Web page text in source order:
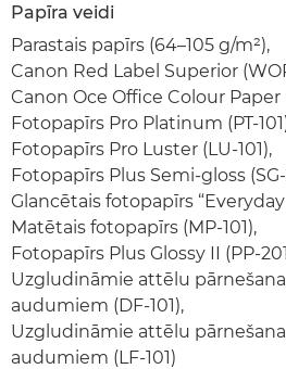
Papīra veidi
Parastais papīrs (64–105 g/m²),
Canon Red Label Superior
Canon Oce Office Colour Paper
Fotopapīrs Pro Platinum (PT-
Fotopapīrs Pro Luster (LU-101),
Fotopapīrs Plus Semi-gloss (SG-
Glancētais fotopapīrs “Everyday
Matētais fotopapīrs (MP-101),
Fotopapīrs Plus Glossy II (PP-
Uzgludināmie attēlu
audumiem (DF-101),
Uzgludināmie attēlu
audumiem (LF-101)